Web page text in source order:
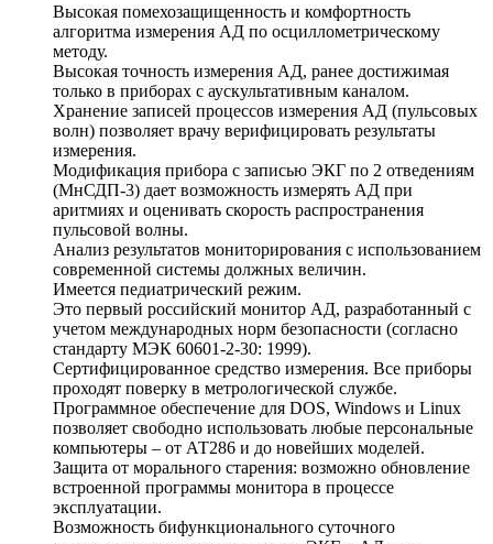
Высокая помехозащищенность и комфортность
алгоритма измерения АД по осциллометрическому
методу.
Высокая точность измерения АД, ранее достижимая
только в приборах с аускультативным каналом.
Хранение записей процессов измерения АД (пульсовых
волн) позволяет врачу верифицировать результаты
измерения.
Модификация прибора с записью ЭКГ по 2 отведениям
(МнСДП-3) дает возможность измерять АД при
аритмиях и оценивать скорость распространения
пульсовой волны.
Анализ результатов мониторирования с использованием
современной системы должных величин.
Имеется педиатрический режим.
Это первый российский монитор АД, разработанный с
учетом международных норм безопасности (согласно
стандарту МЭК 60601-2-30: 1999).
Сертифицированное средство измерения. Все приборы
проходят поверку в метрологической службе.
Программное обеспечение для DOS, Windows и Linux
позволяет свободно использовать любые персональные
компьютеры – от АТ286 и до новейших моделей.
Защита от морального старения: возможно обновление
встроенной программы монитора в процессе
эксплуатации.
Возможность бифункционального суточного